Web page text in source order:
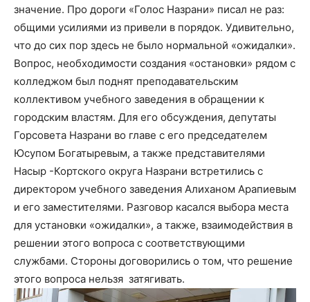
значение. Про дороги «Голос Назрани» писал не раз:
общими усилиями из привели в порядок. Удивительно,
что до сих пор здесь не было нормальной «ожидалки».
Вопрос, необходимости создания «остановки» рядом с
колледжом был поднят преподавательским
коллективом учебного заведения в обращении к
городским властям. Для его обсуждения, депутаты
Горсовета Назрани во главе с его председателем
Юсупом Богатыревым, а также представителями
Насыр -Кортского округа Назрани встретились с
директором учебного заведения Алиханом Арапиевым
и его заместителями. Разговор касался выбора места
для установки «ожидалки», а также, взаимодействия в
решении этого вопроса с соответствующими
службами. Стороны договорились о том, что решение
этого вопроса нельзя затягивать.